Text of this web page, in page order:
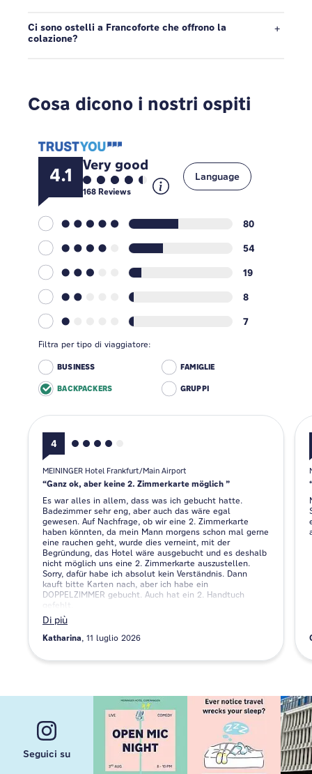
Ci sono ostelli a Francoforte che offrono la
colazione?
Cosa dicono i nostri ospiti
4.1 Very good
168Reviews
80
54
19
8
7
Language
Filtra per tipo di viaggiatore:
BUSINESS FAMIGLIE
BACKPACKERS GRUPPI
4
MEININGER Hotel Frankfurt/Main Airport
Ganz ok, aber keine 2. Zimmerkarte möglich
Es war alles in allem, dass was ich gebucht hatte.
Badezimmer sehr eng, aber auch das wäre egal
gewesen. Auf Nachfrage, ob wir eine 2. Zimmerkarte
haben könnten, da mein Mann morgens schon mal gerne
eine rauchen geht, wurde dies verneint, mit der
Begründung, das Hotel wäre ausgebucht und es deshalb
nicht möglich uns eine 2. Zimmerkarte auszustellen.
Sorry, dafür habe ich absolut kein Verständnis. Dann
kauft bitte Karten nach, aber ich habe ein
DOPPELZIMMER gebucht. Auch hat ein 2. Handtuch
gefehlt.
Di più
Katharina 11 luglio 2026
Seguici su